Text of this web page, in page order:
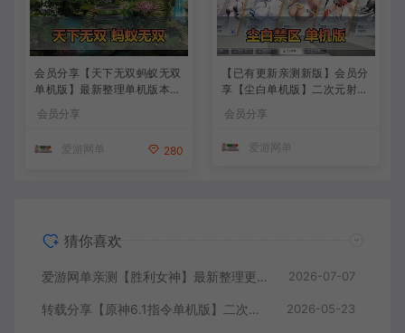
会员分享【天下无双蚂蚁无双
单机版】最新整理单机版本
带GM命令后台 武侠怀旧网游
免虚拟机一键端 配套视频教
会员分享
爱游网单 280
【已有更新亲测新版】会员分
享【尘白单机版】二次元射击
类网游单机版一键端
会员分享
爱游网单
猜你喜欢
爱游网单亲测【胜利女神】最新整理更新第7版148.10.5NIKKE胜利女神妮姬单机版方舟活动148版本官服GM可无限抽卡全剧情免虚拟机一键端视频安装教学 2026-07-07
转载分享【原神6.1指令单机版】二次元网游单机版 指令模拟端 登录 战斗 地图 魔物 背包 抽卡 商店 MOD 未亲测图文教学 2026-05-23